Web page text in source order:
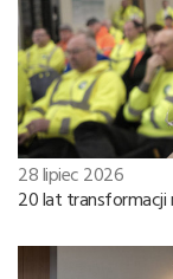
28 lipiec 2026
20 lat transformacji